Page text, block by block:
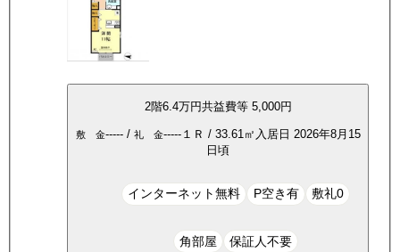
2階6.4万円共益費等 5,000円
敷 金-----/ 礼 金-----１Ｒ / 33.61㎡ 入居日 2026年8月15
日頃
インターネット無料 P空き有 敷礼0
角部屋 保証人不要